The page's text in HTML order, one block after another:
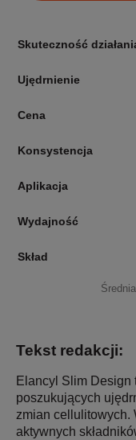
Skuteczność
Ujędrnienie
Cena
Konsystencja
Aplikacja
Wydajność
Skład
Tekst redakcji:
Elancyl Slim Design
poszukujących
zmian cellulitowych.
aktywnych